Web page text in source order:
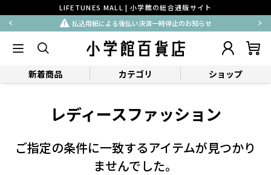
LIFETUNES MALL | 小学館の総合通販サイト
払込用紙による後払い決済一時停止のお知らせ
新着商品 カテゴリ ショップ
レディースファッション
ご指定の条件に一致するアイテムが見つかり
ませんでした。